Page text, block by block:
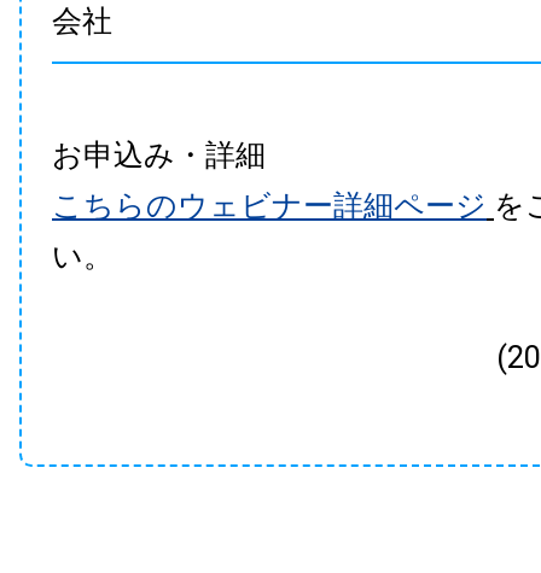
会社
お申込み・詳細
こちらのウェビナー詳細ページ を
い。